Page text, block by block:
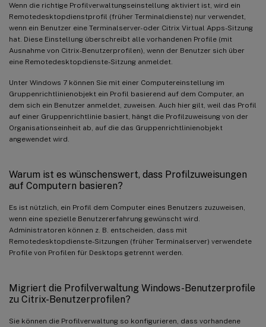
Wenn die richtige Profilverwaltungseinstellung aktiviert ist, wird ein
Remotedesktopdienstprofil (früher Terminaldienste) nur verwendet,
wenn ein Benutzer eine Terminalserver- oder Citrix Virtual Apps-Sitzung
hat. Diese Einstellung überschreibt alle vorhandenen Profile (mit
Ausnahme von Citrix-Benutzerprofilen), wenn der Benutzer sich über
eine Remotedesktopdienste-Sitzung anmeldet.
Unter Windows 7 können Sie mit einer Computereinstellung im
Gruppenrichtlinienobjekt ein Profil basierend auf dem Computer, an
dem sich ein Benutzer anmeldet, zuweisen. Auch hier gilt, weil das Profil
auf einer Gruppenrichtlinie basiert, hängt die Profilzuweisung von der
Organisationseinheit ab, auf die das Gruppenrichtlinienobjekt
angewendet wird.
Warum ist es wünschenswert, dass Profilzuweisungen
auf Computern basieren?
Es ist nützlich, ein Profil dem Computer eines Benutzers zuzuweisen,
wenn eine spezielle Benutzererfahrung gewünscht wird.
Administratoren können z. B. entscheiden, dass mit
Remotedesktopdienste-Sitzungen (früher Terminalserver) verwendete
Profile von Profilen für Desktops getrennt werden.
Migriert die Profilverwaltung Windows-Benutzerprofile
zu Citrix-Benutzerprofilen?
Sie können die Profilverwaltung so konfigurieren, dass vorhandene